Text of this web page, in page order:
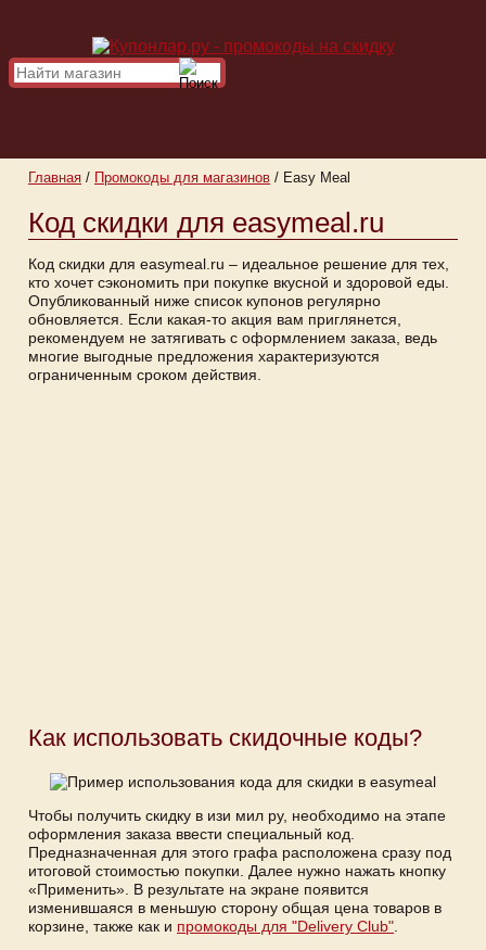
Главная / Промокоды для магазинов / Easy Meal
Код скидки для easymeal.ru
Код скидки для easymeal.ru – идеальное решение для тех,
кто хочет сэкономить при покупке вкусной и здоровой еды.
Опубликованный ниже список купонов регулярно
обновляется. Если какая-то акция вам приглянется,
рекомендуем не затягивать с оформлением заказа, ведь
многие выгодные предложения характеризуются
ограниченным сроком действия.
Как использовать скидочные коды?
Чтобы получить скидку в изи мил ру, необходимо на этапе
оформления заказа ввести специальный код.
Предназначенная для этого графа расположена сразу под
итоговой стоимостью покупки. Далее нужно нажать кнопку
«Применить». В результате на экране появится
изменившаяся в меньшую сторону общая цена товаров в
корзине, также как и промокоды для "Delivery Club".